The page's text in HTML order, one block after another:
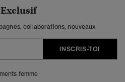
collaborations, nouveaux
INSCRIS-TOI
femme